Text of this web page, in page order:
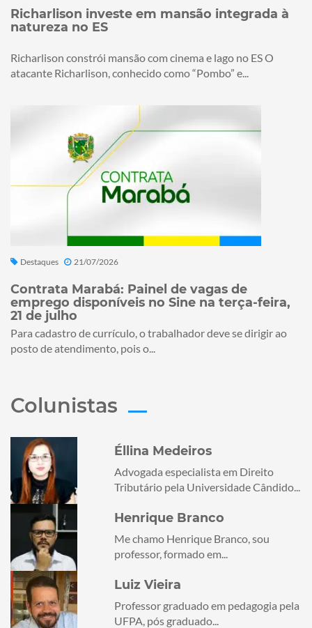
Richarlison investe em mansão integrada à
natureza no ES
Richarlison constrói mansão com cinema e lago no ES O
atacante Richarlison, conhecido como “Pombo” e...
Destaques 21/07/2026
Contrata Marabá: Painel de vagas de
emprego disponíveis no Sine na terça-feira,
21 de julho
Para cadastro de currículo, o trabalhador deve se dirigir ao
posto de atendimento, pois o...
Colunistas
Éllina Medeiros
Advogada especialista em Direito
Tributário pela Universidade Cândido...
Henrique Branco
Me chamo Henrique Branco, sou
professor, formado em...
Luiz Vieira
Professor graduado em pedagogia pela
UFPA, pós graduado...